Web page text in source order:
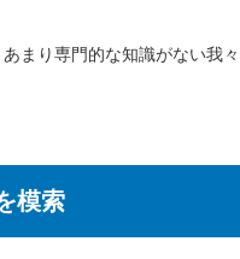
まり専門的な知識がない我
模索